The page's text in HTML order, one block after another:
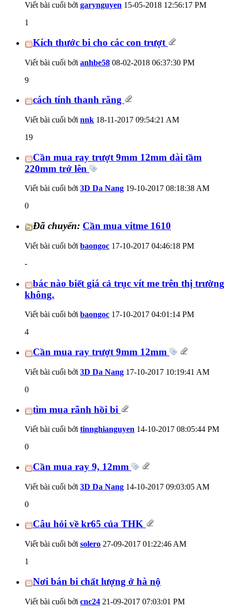
Viết bài cuối bởi garynguyen 15-05-2018 12:56:17 PM
1
Kích thước bi cho các con trượt
Viết bài cuối bởi anhbe58 08-02-2018 06:37:30 PM
9
cách tính thanh răng
Viết bài cuối bởi nnk 18-11-2017 09:54:21 AM
19
Cần mua ray trượt 9mm 12mm dài tầm
220mm trở lên
Viết bài cuối bởi 3D Da Nang 19-10-2017 08:18:38 AM
0
Đã chuyển: Cần mua vitme 1610
Viết bài cuối bởi baongoc 17-10-2017 04:46:18 PM
-
bác nào biết giá cả trục vít me trên thị trường
không.
Viết bài cuối bởi baongoc 17-10-2017 04:01:14 PM
4
Cần mua ray trượt 9mm 12mm
Viết bài cuối bởi 3D Da Nang 17-10-2017 10:19:41 AM
0
tìm mua rãnh hồi bi
Viết bài cuối bởi tinnghianguyen 14-10-2017 08:05:44 PM
0
Cần mua ray 9, 12mm
Viết bài cuối bởi 3D Da Nang 14-10-2017 09:03:05 AM
0
Câu hỏi về kr65 của THK
Viết bài cuối bởi solero 27-09-2017 01:22:46 AM
1
Nơi bán bi chất lượng ở hà nộ
Viết bài cuối bởi cnc24 21-09-2017 07:03:01 PM